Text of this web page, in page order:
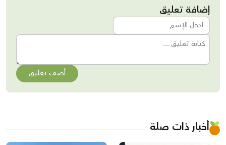
إضافة تعليق
أضف تعليق
أخبار ذات صلة